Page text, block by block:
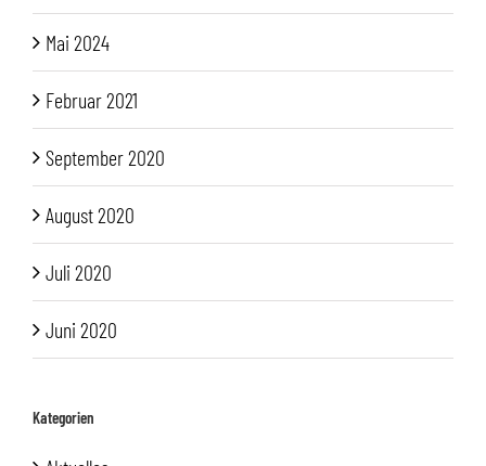
Mai 2024
Februar 2021
September 2020
August 2020
Juli 2020
Juni 2020
Kategorien